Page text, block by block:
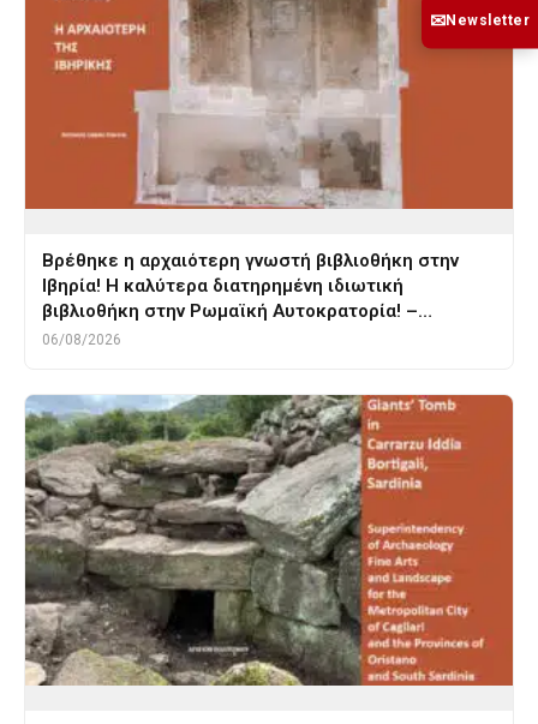
Βρέθηκε η αρχαιότερη γνωστή βιβλιοθήκη στην
Ιβηρία! Η καλύτερα διατηρημένη ιδιωτική
βιβλιοθήκη στην Ρωμαϊκή Αυτοκρατορία! –…
06/08/2026
✉Newsletter